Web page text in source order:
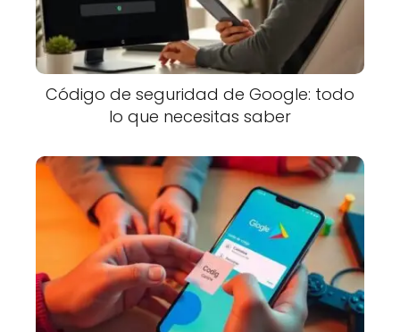
Código de seguridad de Google: todo
lo que necesitas saber